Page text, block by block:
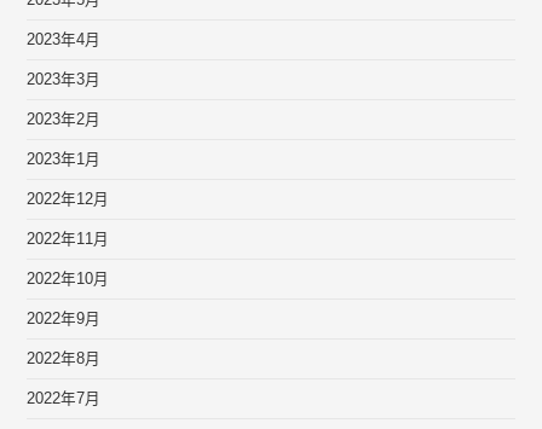
2023年4月
2023年3月
2023年2月
2023年1月
2022年12月
2022年11月
2022年10月
2022年9月
2022年8月
2022年7月